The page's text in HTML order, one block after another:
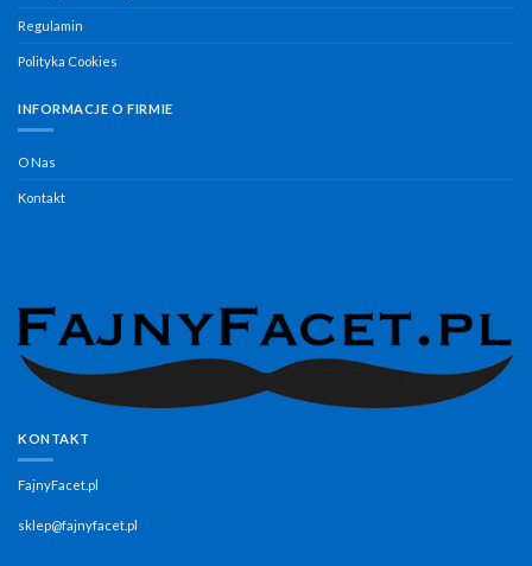
Regulamin
Polityka Cookies
INFORMACJE O FIRMIE
O Nas
Kontakt
KONTAKT
FajnyFacet.pl
sklep@fajnyfacet.pl